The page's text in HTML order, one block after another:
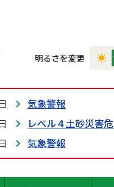
明るさを変更
気象警報
レベル４土砂災害
気象警報